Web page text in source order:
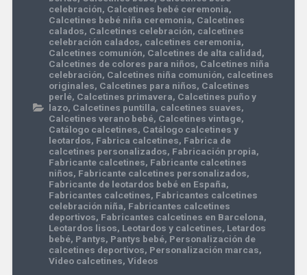
celebración, Calcetines bebé ceremonia,
Calcetines bebé niña ceremonia, Calcetines
calados, Calcetines celebración, calcetines
celebración calados, calcetines ceremonia,
Calcetines comunión, Calcetines de alta calidad,
Calcetines de colores para niños, Calcetines niña
celebración, Calcetines niña comunión, calcetines
originales, Calcetines para niños, Calcetines
perlé, Calcetines primavera, Calcetines puño y
lazo, Calcetines puntilla, calcetines suaves,
Calcetines verano bebé, Calcetines vintage,
Catálogo calcetines, Catálogo calcetines y
leotardos, Fabrica calcetines, Fabrica de
calcetines personalizados, Fabricación propia,
Fabricante calcetines, Fabricante calcetines
niños, Fabricante calcetines personalizados,
Fabricante de leotardos bebé en España,
Fabricantes calcetines, Fabricantes calcetines
celebración niña, Fabricantes calcetines
deportivos, Fabricantes calcetines en Barcelona,
Leotardos lisos, Leotardos y calcetines, Letardos
bebé, Pantys, Pantys bebé, Personalización de
calcetines deportivos, Personalización marcas,
Video calcetines, Videos